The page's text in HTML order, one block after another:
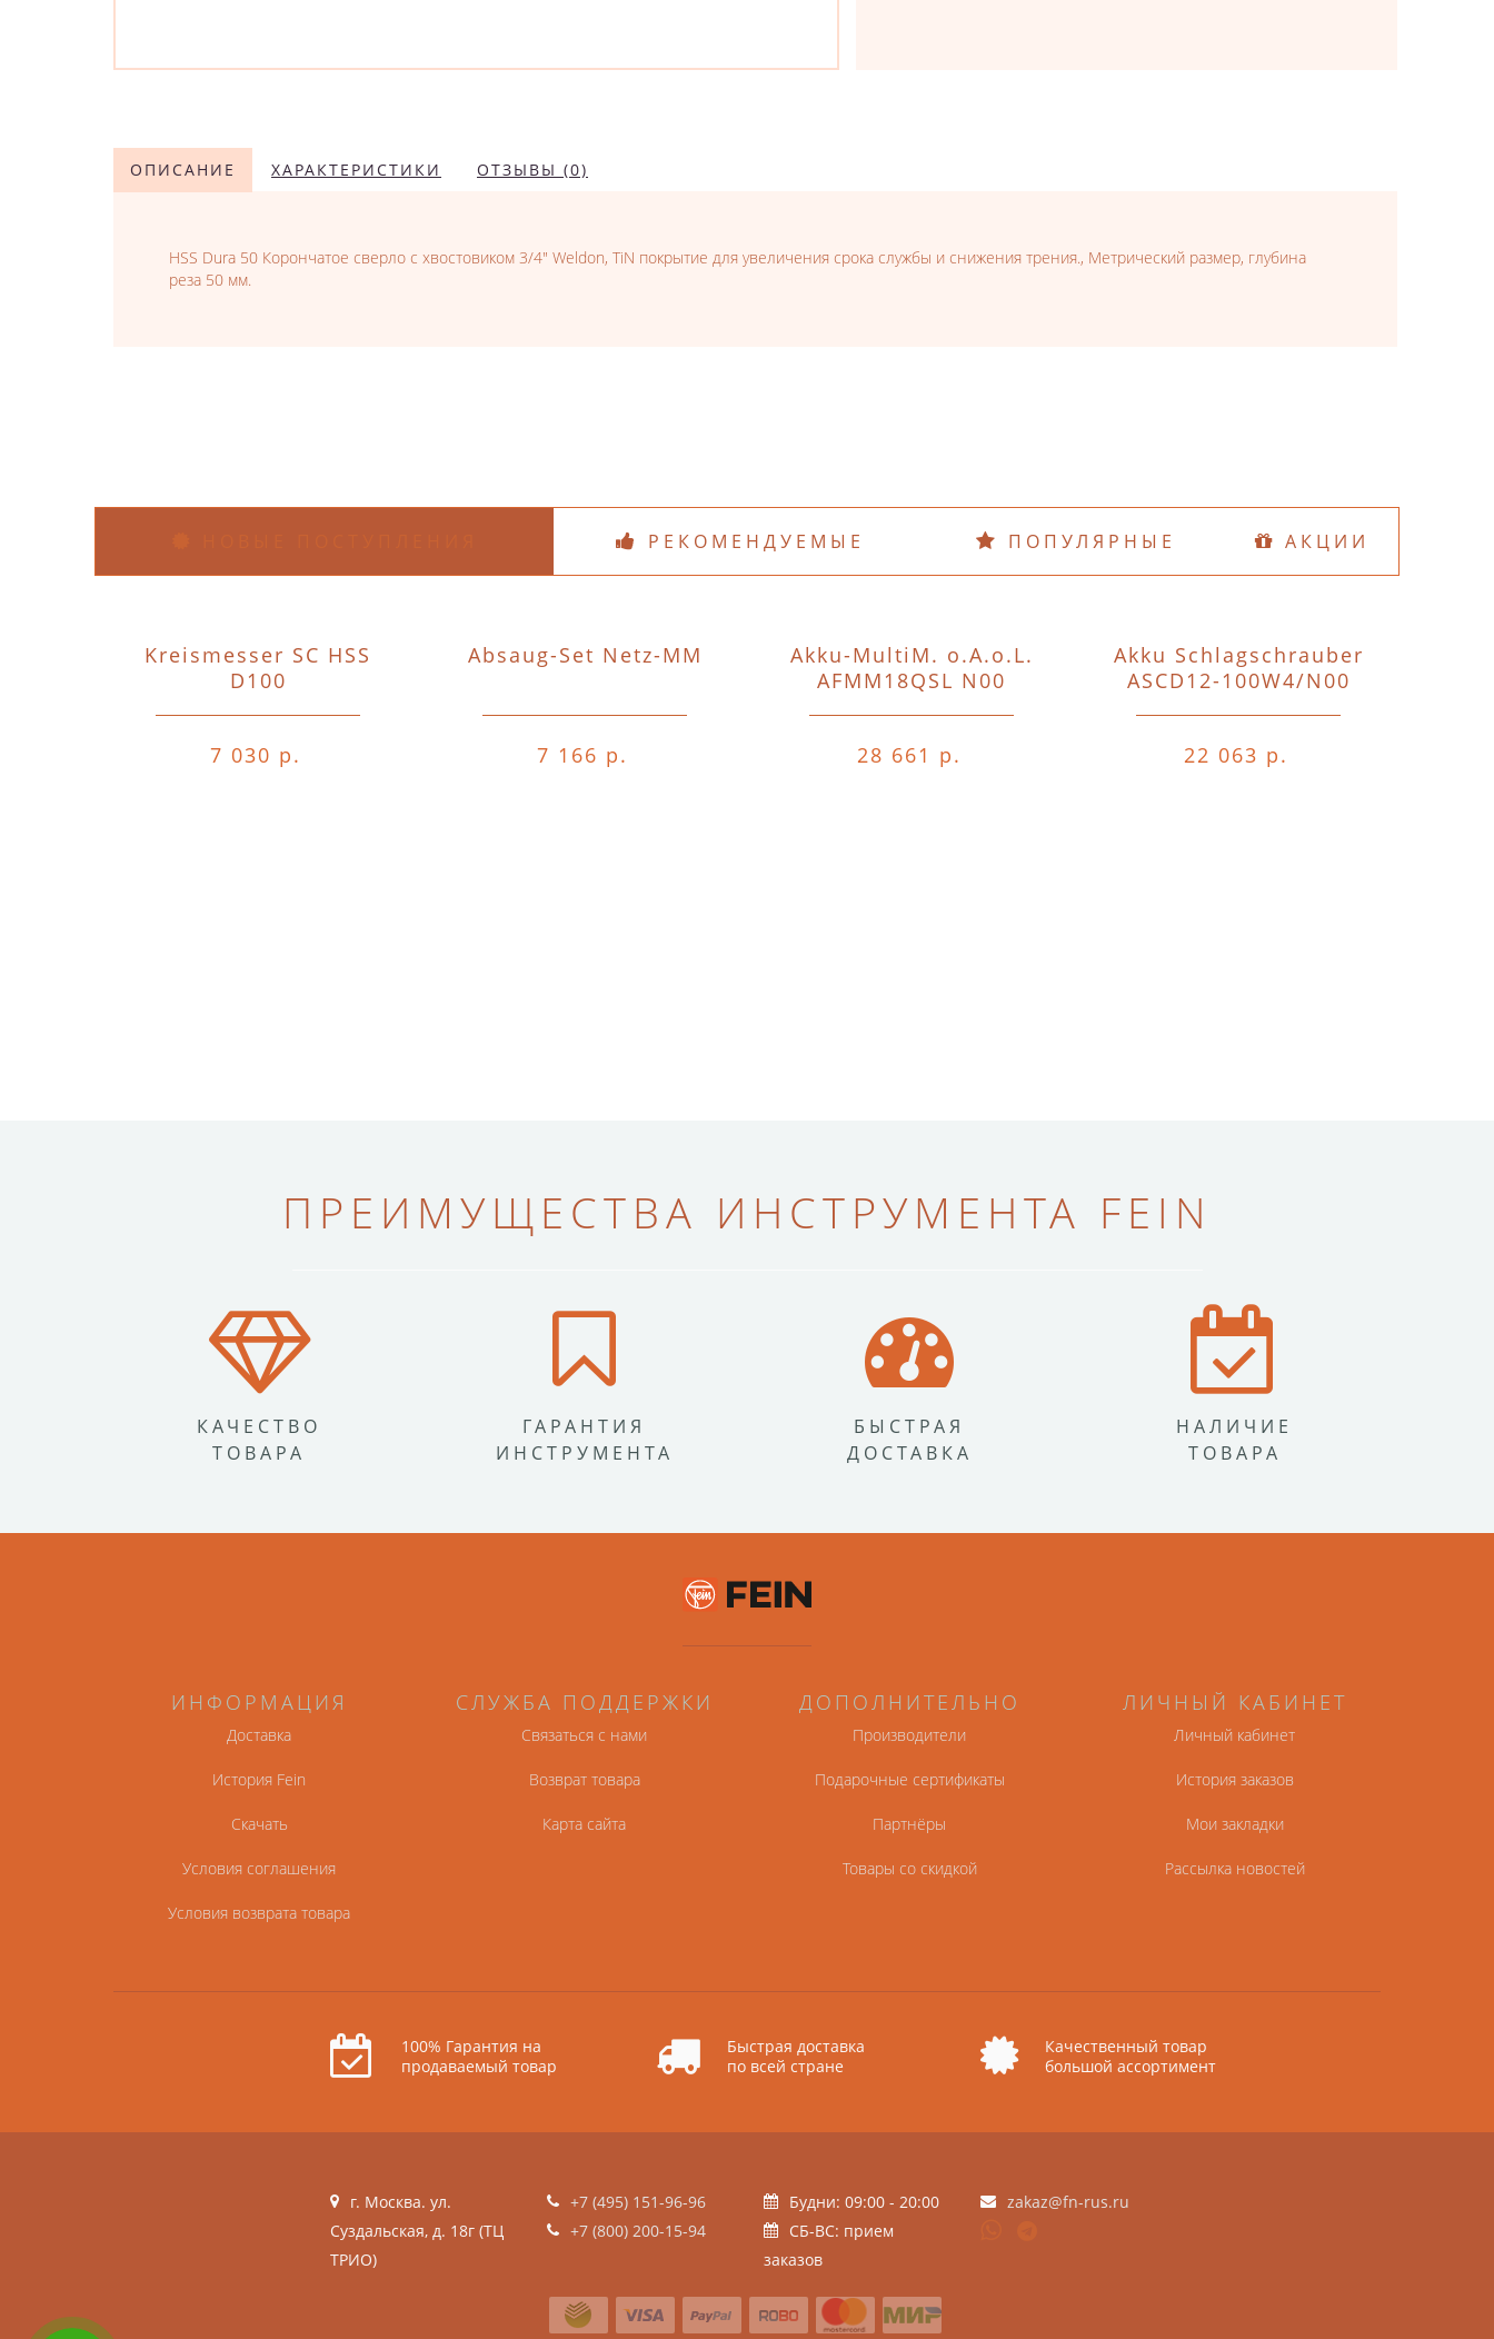
ОПИСАНИЕ ХАРАКТЕРИСТИКИ ОТЗЫВЫ (0)
HSS Dura 50 Корончатое сверло с хвостовиком 3/4" Weldon, TiN покрытие для увеличения срока службы и снижения трения., Метрический размер, глубина
реза 50 мм.
РЕКОМЕНДУЕМЫЕ ПОПУЛЯРНЫЕ АКЦИИ
Kreismesser SC HSS
D100
7 030 р.
Absaug-Set Netz-MM
7 166 р.
Akku-MultiM. o.A.o.L.
AFMM18QSL N00
28 661 р.
Akku Schlagschrauber
ASCD12-100W4/N00
22 063 р.
ПРЕИМУЩЕСТВА ИНСТРУМЕНТА FEIN
КАЧЕСТВО
ТОВАРА
ГАРАНТИЯ
ИНСТРУМЕНТА
БЫСТРАЯ
ДОСТАВКА
НАЛИЧИЕ
ТОВАРА
ИНФОРМАЦИЯ
Доставка
История Fein
Скачать
Условия соглашения
Условия возврата товара
СЛУЖБА ПОДДЕРЖКИ
Связаться с нами
Возврат товара
Карта сайта
ДОПОЛНИТЕЛЬНО
Производители
Подарочные сертификаты
Партнёры
Товары со скидкой
ЛИЧНЫЙ КАБИНЕТ
Личный кабинет
История заказов
Мои закладки
Рассылка новостей
100% Гарантия на
продаваемый товар
Быстрая доставка
по всей стране
Качественный товар
большой ассортимент
г. Москва. ул.
Суздальская, д. 18г (ТЦ
ТРИО)
+7 (495) 151-96-96
+7 (800) 200-15-94
Будни: 09:00 - 20:00
СБ-ВС: прием
заказов
zakaz@fn-rus.ru